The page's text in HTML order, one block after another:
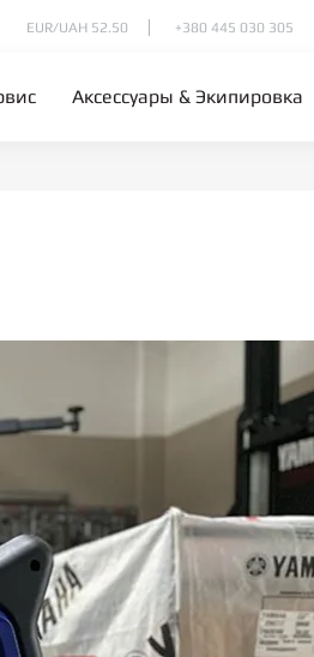
EUR/UAH 52.50 +380 445 030 305
Аксессуары & Экипировка